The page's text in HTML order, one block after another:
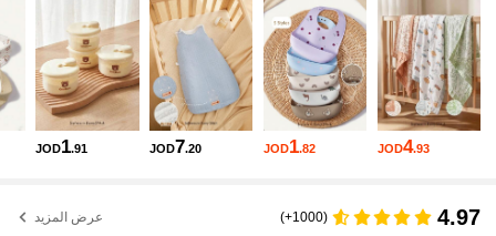
4.94 1.7M متابعون
4.94 1.7M متابعون
JOD4.93
JOD1.82
JOD7.20
JOD1.91
4.97
(1000+) عرض المزيد